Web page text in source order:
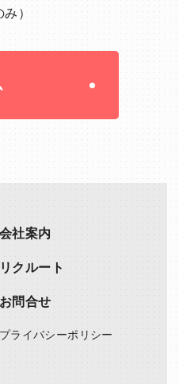
）
会社案内
リクルート
お問合せ
プライバシーポリシー